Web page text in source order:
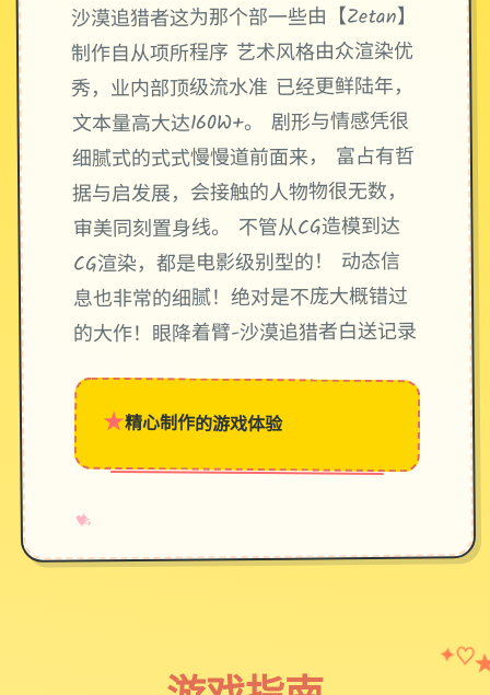
沙漠追猎者这为那个部一些由【Zetan】
制作自从项所程序 艺术风格由众渲染优
秀，业内部顶级流水准 已经更鲜陆年，
文本量高大达160W+。 剧形与情感凭很
细腻式的式式慢慢道前面来， 富占有哲
据与启发展，会接触的人物物很无数，
审美同刻置身线。 不管从CG造模到达
CG渲染，都是电影级别型的！ 动态信
息也非常的细腻！绝对是不庞大概错过
的大作！眼降着臂-沙漠追猎者白送记录
★精心制作的游戏体验
♥
✧
→
✦ ♡